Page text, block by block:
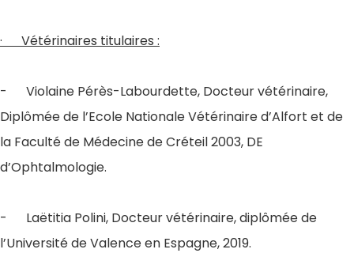
· Vétérinaires titulaires :
- Violaine Pérès-Labourdette, Docteur vétérinaire,
Diplômée de l’Ecole Nationale Vétérinaire d’Alfort et de
la Faculté de Médecine de Créteil 2003, DE
d’Ophtalmologie.
- Laëtitia Polini, Docteur vétérinaire, diplômée de
l’Université de Valence en Espagne, 2019.